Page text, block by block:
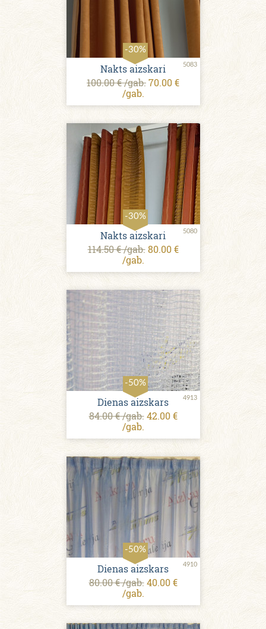
-30%
5083
Nakts aizskari
100.00 € /gab.70.00 €
/gab.
-30%
5080
Nakts aizskari
114.50 € /gab. 80.00 €
/gab.
-50%
4913
Dienas aizskars
84.00 € /gab. 42.00 €
/gab.
-50%
4910
Dienas aizskars
80.00 € /gab. 40.00 €
/gab.